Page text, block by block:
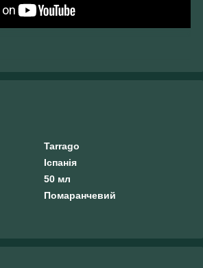
Tarrago
Іспанія
50 мл
Помаранчевий